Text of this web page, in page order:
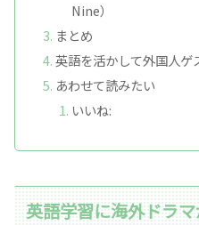
Nine）
まとめ
英語を活かして外国人ゲ
あわせて読みたい
いいね:
英語学習に海外ドラ